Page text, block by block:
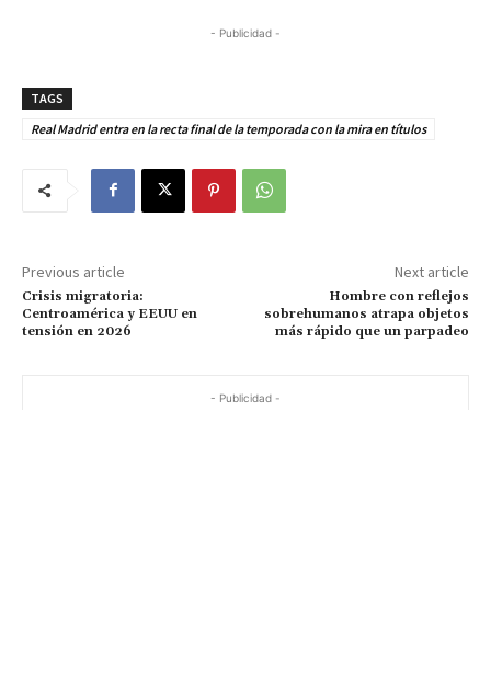
- Publicidad -
TAGS
Real Madrid entra en la recta final de la temporada con la mira en títulos
Previous article
Crisis migratoria:
Centroamérica y EEUU en
tensión en 2026
Next article
Hombre con reflejos
sobrehumanos atrapa objetos
más rápido que un parpadeo
- Publicidad -